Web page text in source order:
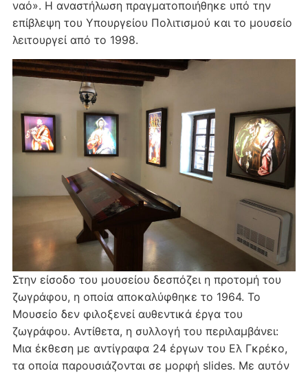
ναό». Η αναστήλωση πραγματοποιήθηκε υπό την
επίβλεψη του Υπουργείου Πολιτισμού και το μουσείο
λειτουργεί από το 1998.
Στην είσοδο του μουσείου δεσπόζει η προτομή του
ζωγράφου, η οποία αποκαλύφθηκε το 1964. Το
Μουσείο δεν φιλοξενεί αυθεντικά έργα του
ζωγράφου. Αντίθετα, η συλλογή του περιλαμβάνει:
Μια έκθεση με αντίγραφα 24 έργων του Ελ Γκρέκο,
τα οποία παρουσιάζονται σε μορφή slides. Με αυτόν